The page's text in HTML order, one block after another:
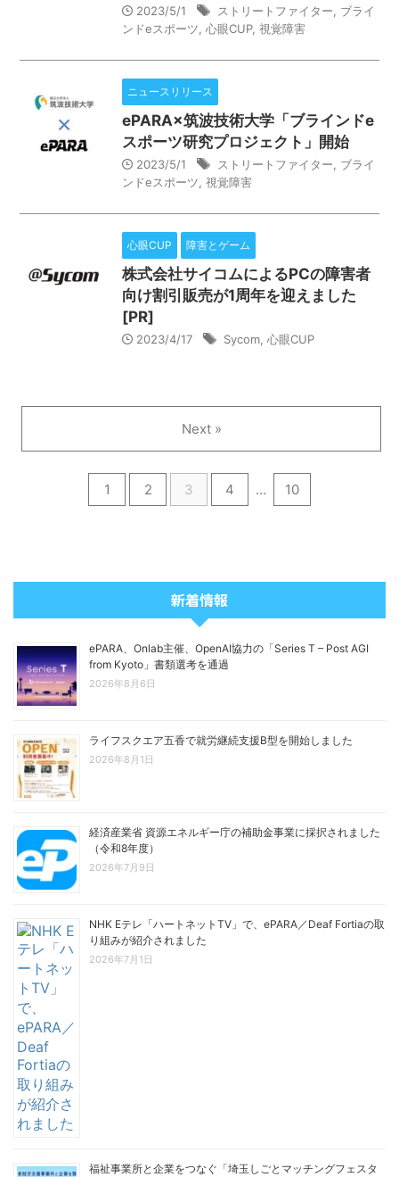
2023/5/1 ストリートファイター
ブライ
ンドeスポーツ ,心眼CUP,視覚障害
ニュースリリース
ePARA×筑波技術大学「ブラインドe
スポーツ研究プロジェクト」開始
2023/5/1 ストリートファイター
ブライ
ンドeスポーツ ,視覚障害
心眼CUP 障害とゲーム
株式会社サイコムによるPCの障害者
向け割引販売が1周年を迎えました
[PR]
2023/4/17 Sycom ,心眼CUP
1 2 3 4 … 10
Next »
新着情報
ePARA、Onlab主催、OpenAI協力の「Series T – Post AGI
from Kyoto」書類選考を通過
2026年8月6日
ライフスクエア五香で就労継続支援B型を開始しました
2026年8月1日
経済産業省 資源エネルギー庁の補助金事業に採択されました
（令和8年度）
2026年7月9日
NHK Eテレ「ハートネットTV」で、ePARA／Deaf Fortiaの取
り組みが紹介されました
2026年7月1日
福祉事業所と企業をつなぐ「埼玉しごとマッチングフェスタ